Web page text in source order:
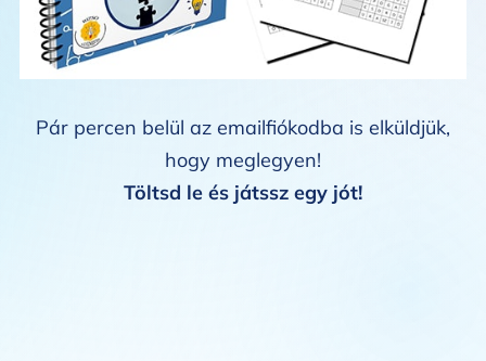
Pár percen belül az emailfiókodba is elküldjük,
hogy meglegyen!
Töltsd le és játssz egy jót!